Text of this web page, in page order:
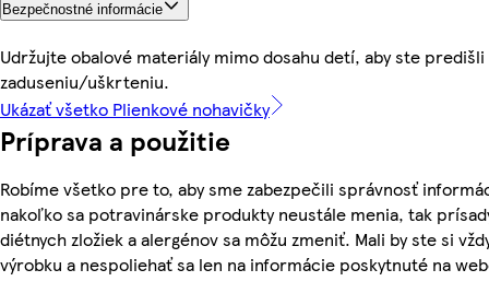
Bezpečnostné informácie
Udržujte obalové materiály mimo dosahu detí, aby ste predišli
zaduseniu/uškrteniu.
Ukázať všetko Plienkové nohavičky
Príprava a použitie
Robíme všetko pre to, aby sme zabezpečili správnosť
nakoľko sa potravinárske produkty neustále menia, tak
diétnych zložiek a alergénov sa môžu zmeniť. Mali by ste si
výrobku a nespoliehať sa len na informácie poskytnuté na